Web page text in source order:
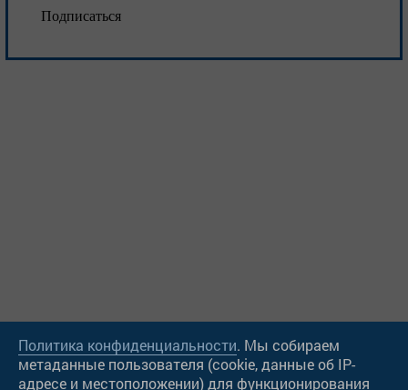
Подписаться
Политика конфиденциальности. Мы собираем
метаданные пользователя (cookie, данные об IP-
адресе и местоположении) для функционирования